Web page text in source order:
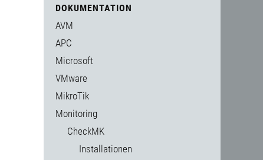
DOKUMENTATION
AVM
APC
Microsoft
VMware
MikroTik
Monitoring
CheckMK
Installationen